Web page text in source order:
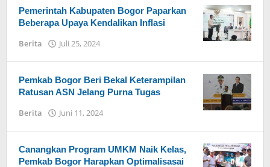
Ka
Bogor
Pemerintah Kabupaten Bogor Paparkan
Beberapa Upaya Kendalikan Inflasi
Berita Juli 25, 2024
Ka
Bogor
Pemkab Bogor Beri Bekal Keterampilan
Ratusan ASN Jelang Purna Tugas
Berita Juni 11, 2024
Ka
Bogor
Canangkan Program UMKM Naik Kelas,
Pemkab Bogor Harapkan Optimalisasai